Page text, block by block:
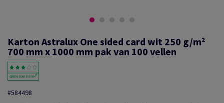
Karton Astralux One sided card wit 250 g/m²
700 mm x 1000 mm pak van 100 vellen
#584498